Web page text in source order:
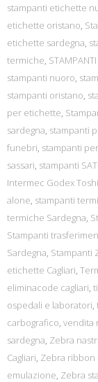
stampanti etichette
etichette oristano,
etichette sardegna,
termiche,
stampanti nuoro,
stampanti oristano,
per etichette,
sardegna, stampanti
funebri, stampanti
sassari, stampanti
Intermec Godex
alone, stampanti
termiche Sardegna,
Stampanti
Sardegna, Stampanti
etichette Cagliari,
eliminacode cagliari,
ospedali e laboratori,
carbografico, vendita
sardegna, Zebra
Cagliari, Zebra ribbon
emulazione, Zebra